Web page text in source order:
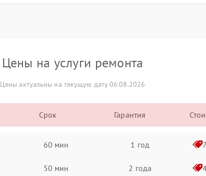
Цены на услуги ремонта
Цены актуальны на текущую дату 06.08.2026
Срок Гарантия
60 мин 1 год
50 мин 2 года